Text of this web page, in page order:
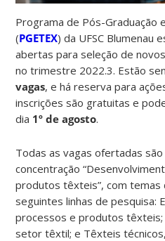
Programa de Pós-Graduação
(PGETEX) da UFSC Blumenau
abertas para seleção de
no trimestre 2022.3. Estão
vagas, e há reserva para
inscrições são gratuitas e
dia 1º de agosto.
Todas as vagas ofertadas
concentração
produtos têxteis”, com temas
seguintes linhas de pesquisa:
processos e produtos têxteis;
setor têxtil; e Têxteis